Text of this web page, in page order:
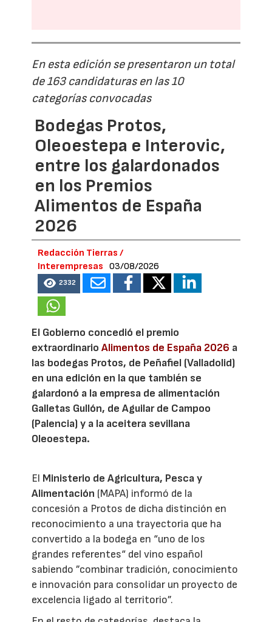
En esta edición se presentaron un total
de 163 candidaturas en las 10
categorías convocadas
Bodegas Protos,
Oleoestepa e Interovic,
entre los galardonados
en los Premios
Alimentos de España
2026
Redacción Tierras /
Interempresas
03/08/2026
2332
El Gobierno concedió el premio
extraordinarioAlimentos de España 2026 a
las bodegas Protos, de Peñafiel (Valladolid)
en una edición en la que también se
galardonó a la empresa de alimentación
Galletas Gullón, de Aguilar de Campoo
(Palencia) y a la aceitera sevillana
Oleoestepa.
El Ministerio de Agricultura, Pesca y
Alimentación (MAPA) informó de la
concesión a Protos de dicha distinción en
reconocimiento a una trayectoria que ha
convertido a la bodega en “uno de los
grandes referentes“ del vino español
sabiendo ”combinar tradición, conocimiento
e innovación para consolidar un proyecto de
excelencia ligado al territorio”.